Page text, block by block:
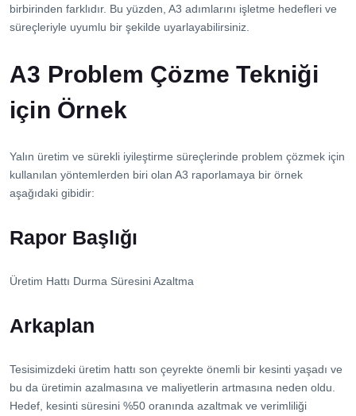
birbirinden farklıdır. Bu yüzden, A3 adımlarını işletme hedefleri ve
süreçleriyle uyumlu bir şekilde uyarlayabilirsiniz.
A3 Problem Çözme Tekniği
için Örnek
Yalın üretim ve sürekli iyileştirme süreçlerinde problem çözmek için
kullanılan yöntemlerden biri olan A3 raporlamaya bir örnek
aşağıdaki gibidir:
Rapor Başlığı
Üretim Hattı Durma Süresini Azaltma
Arkaplan
Tesisimizdeki üretim hattı son çeyrekte önemli bir kesinti yaşadı ve
bu da üretimin azalmasına ve maliyetlerin artmasına neden oldu.
Hedef, kesinti süresini %50 oranında azaltmak ve verimliliği